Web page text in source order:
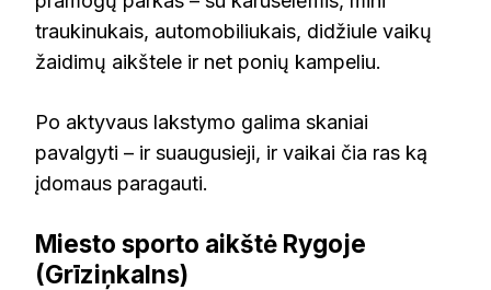
traukinukais, automobiliukais, didžiule vaikų
žaidimų aikštele ir net ponių kampeliu.
Po aktyvaus lakstymo galima skaniai
pavalgyti – ir suaugusieji, ir vaikai čia ras ką
įdomaus paragauti.
Miesto sporto aikštė Rygoje
(Grīziņkalns)